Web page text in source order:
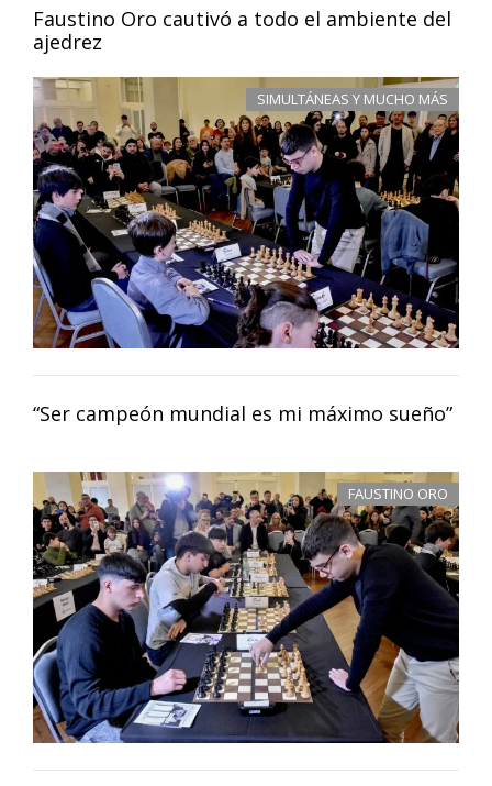
Faustino Oro cautivó a todo el ambiente del
ajedrez
SIMULTÁNEAS Y MUCHO MÁS
“Ser campeón mundial es mi máximo sueño”
FAUSTINO ORO